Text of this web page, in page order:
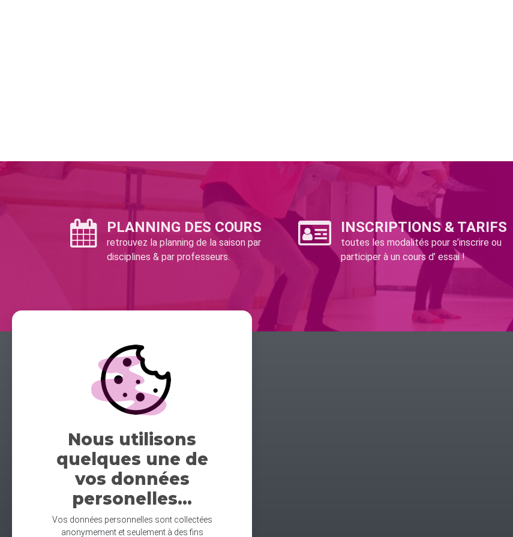
PLANNING DES COURS
retrouvez la planning de la saison par
disciplines & par professeurs.
INSCRIPTIONS & TARIFS
toutes les modalités pour s’inscrire ou
participer à un cours d’ essai !
Nous utilisons
quelques une de
vos données
personelles...
Vos données personnelles sont collectées
anonymement et seulement à des fins